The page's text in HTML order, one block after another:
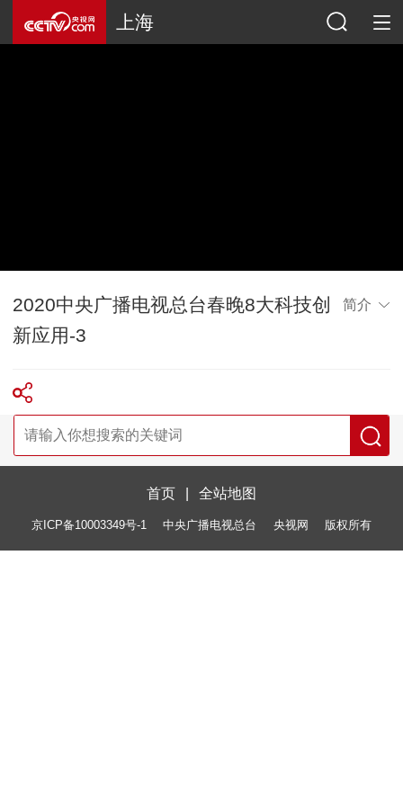
上海
2020中央广播电视总台春晚8大科技创
新应用-3
简介
首页 全站地图
京ICP备10003349号-1 中央广播电视总台 央视网 版权所有